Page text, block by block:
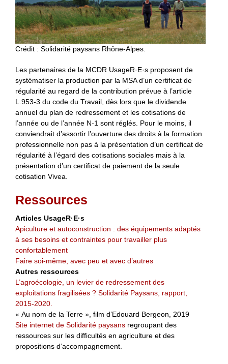
Crédit : Solidarité paysans Rhône-Alpes.
Les partenaires de la MCDR UsageR·E·s proposent de
systématiser la production par la MSA d’un certificat de
régularité au regard de la contribution prévue à l’article
L.953-3 du code du Travail, dès lors que le dividende
annuel du plan de redressement et les cotisations de
l’année ou de l’année N-1 sont réglés. Pour le moins, il
conviendrait d’assortir l’ouverture des droits à la formation
professionnelle non pas à la présentation d’un certificat de
régularité à l’égard des cotisations sociales mais à la
présentation d’un certificat de paiement de la seule
cotisation Vivea.
Ressources
Articles UsageR·E·s
Apiculture et autoconstruction : des équipements adaptés
à ses besoins et contraintes pour travailler plus
confortablement
Faire soi-même, avec peu et avec d’autres
Autres ressources
L’agroécologie, un levier de redressement des
exploitations fragilisées ? Solidarité Paysans, rapport,
2015-2020.
« Au nom de la Terre », film d’Edouard Bergeon, 2019
Site internet de Solidarité paysans regroupant des
ressources sur les difficultés en agriculture et des
propositions d’accompagnement.